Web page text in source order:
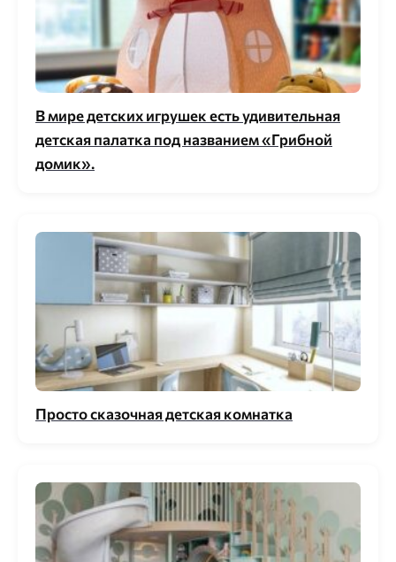
В мире детских игрушек есть удивительная
детская палатка под названием «Грибной
домик».
Просто сказочная детская комнатка